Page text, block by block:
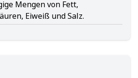
Mengen von Fett,
Eiweiß und Salz.